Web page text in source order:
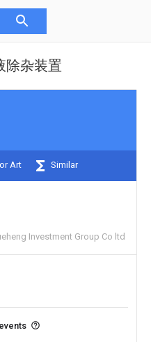
除杂装置
Art Similar
Investment Group Co ltd